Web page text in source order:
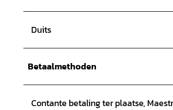
Duits
Betaalmethoden
Contante betaling ter plaatse,